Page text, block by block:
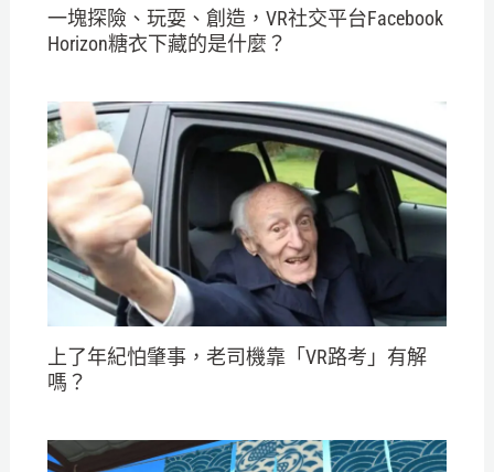
一塊探險、玩耍、創造，VR社交平台Facebook
Horizon糖衣下藏的是什麼？
上了年紀怕肇事，老司機靠「VR路考」有解
嗎？